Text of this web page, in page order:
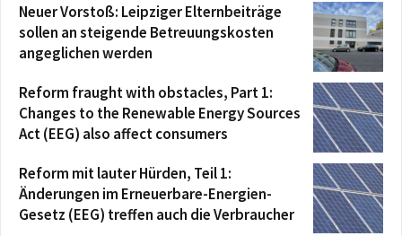
Neuer Vorstoß: Leipziger Elternbeiträge
sollen an steigende Betreuungskosten
angeglichen werden
Reform fraught with obstacles, Part 1:
Changes to the Renewable Energy Sources
Act (EEG) also affect consumers
Reform mit lauter Hürden, Teil 1:
Änderungen im Erneuerbare-Energien-
Gesetz (EEG) treffen auch die Verbraucher